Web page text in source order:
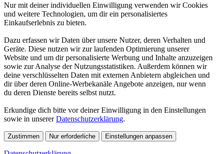
Nur mit deiner individuellen Einwilligung verwenden wir Cookies
und weitere Technologien, um dir ein personalisiertes
Einkaufserlebnis zu bieten.
Dazu erfassen wir Daten über unsere Nutzer, deren Verhalten und
Geräte. Diese nutzen wir zur laufenden Optimierung unserer
Website und um dir personalisierte Werbung und Inhalte anzuzeigen
sowie zur Analyse der Nutzungsstatistiken. Außerdem können wir
deine verschlüsselten Daten mit externen Anbietern abgleichen und
dir über deren Online-Werbekanäle Angebote anzeigen, nur wenn
du deren Dienste bereits selbst nutzt.
Erkundige dich bitte vor deiner Einwilligung in den Einstellungen
sowie in unsererDatenschutzerklärung.
Zustimmen Nur erforderliche Einstellungen anpassen